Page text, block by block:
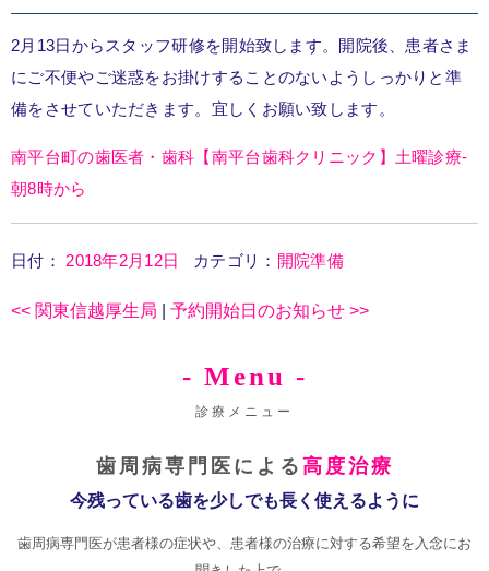
2月13日からスタッフ研修を開始致します。開院後、患者さま
にご不便やご迷惑をお掛けすることのないようしっかりと準
備をさせていただきます。宜しくお願い致します。
南平台町の歯医者・歯科【南平台歯科クリニック】土曜診療-
朝8時から
日付： 2018年2月12日 カテゴリ： 開院準備
<< 関東信越厚生局 予約開始日のお知らせ >>
- Menu -
診療メニュー
歯周病専門医による 高度治療
今残っている歯を少しでも長く使えるように
歯周病専門医が患者様の症状や、患者様の治療に対する希望を入念にお